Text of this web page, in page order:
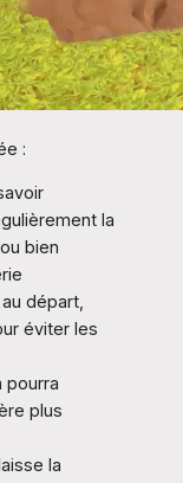
:
la
bien
départ,
éviter les
pourra
plus
la